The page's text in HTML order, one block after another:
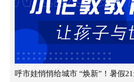
呼市娃悄悄给城市 “焕新”！暑假